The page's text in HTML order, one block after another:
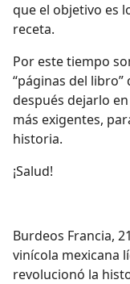
que el objetivo es
receta.
Por este tiempo
“páginas del libro”
después dejarlo
más exigentes,
historia.
¡Salud!
Burdeos Francia,
vinícola mexicana
revolucionó la